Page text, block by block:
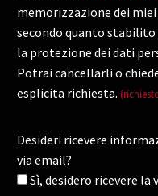
memorizzazione dei
secondo quanto
la protezione dei dati
Potrai cancellarli o
esplicita richiesta.
Desideri ricevere
via email?
Sì, desidero ricevere